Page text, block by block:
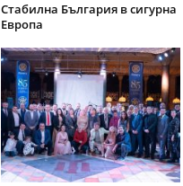
Стабилна България в сигурна
Европа